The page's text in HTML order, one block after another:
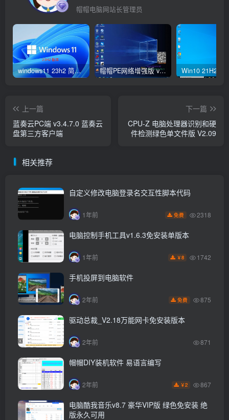
帽帽电脑网站长管理员
windows11 23h2 简体中文版64位 正式版 帽帽PE网络增强版 v2.4版本
上一篇
蓝奏云PC端 v3.4.7.0 蓝奏云
盘第三方客户端
下一篇
CPU-Z 电脑处理器识别和硬
件检测绿色单文件版 V2.09
相关推荐
自定义修改电脑登录名交互性脚本代码
1年前 免费 2318
电脑控制手机工具v1.6.3免安装单版本
1年前 ￥8 1742
手机投屏到电脑软件
2年前 免费 875
驱动总裁_V2.18万能网卡免安装版本
2年前 871
帽帽DIY装机软件 易语言编写
2年前 ￥2 867
电脑酷我音乐v8.7 豪华VIP版 绿色免安装 绝
版永久可用